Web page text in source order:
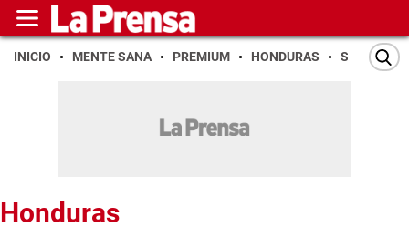
INICIO MENTE SANA PREMIUM HONDURAS SAN PEDRO
Honduras